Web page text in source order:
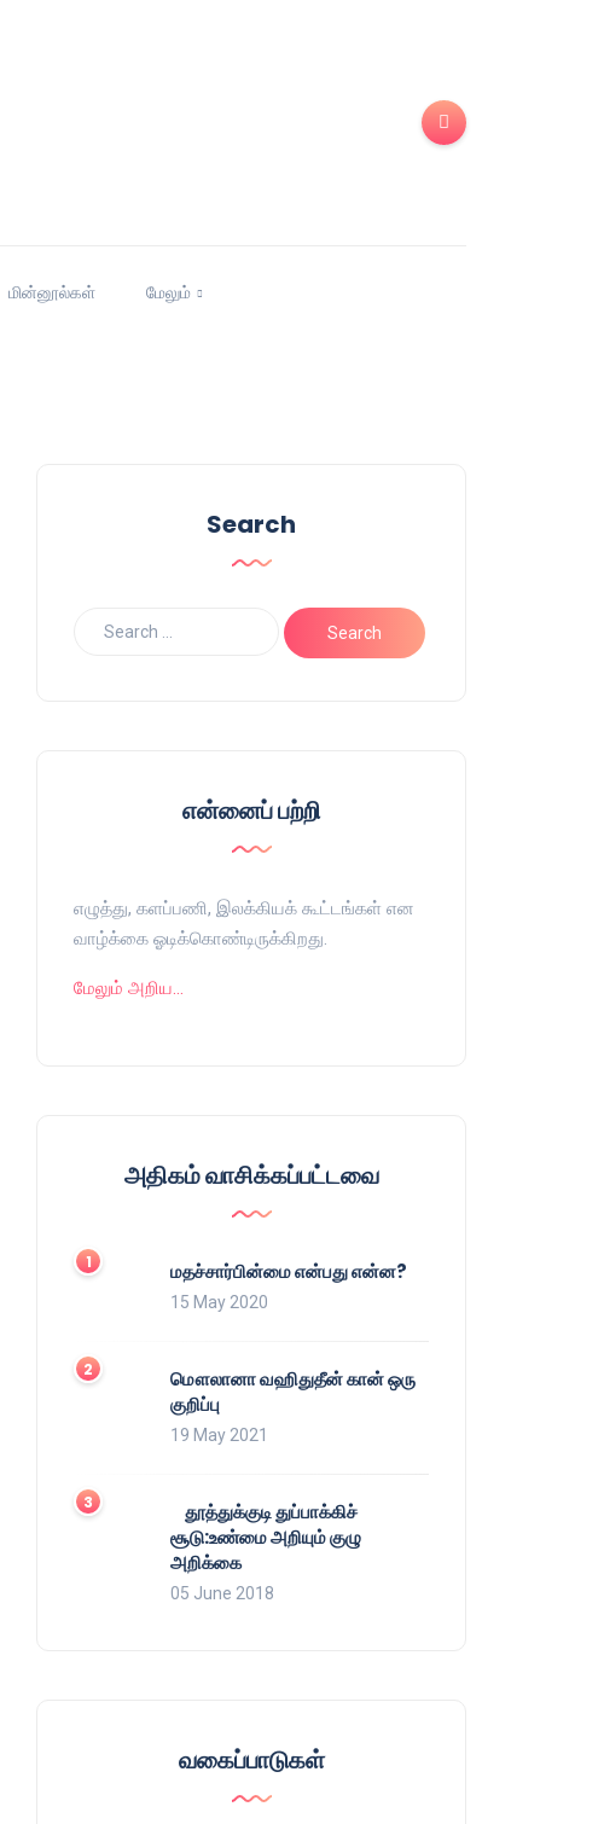
மின்னூல்கள் மேலும்
Search
என்னைப் பற்றி
எழுத்து, களப்பணி, இலக்கியக் கூட்டங்கள் என
வாழ்க்கை ஓடிக்கொண்டிருக்கிறது.
மேலும் அறிய…
அதிகம் வாசிக்கப்பட்டவை
மதச்சார்பின்மை என்பது என்ன?
15 May 2020
மௌலானா வஹிதுதீன் கான் ஒரு
குறிப்பு
19 May 2021
தூத்துக்குடி துப்பாக்கிச்
சூடு:உண்மை அறியும் குழு
அறிக்கை
05 June 2018
வகைப்பாடுகள்